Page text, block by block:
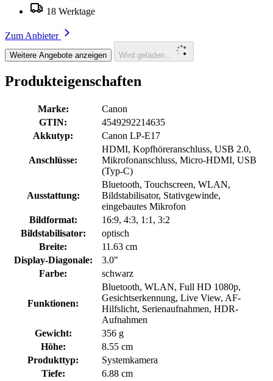
18 Werktage
Zum Anbieter
Weitere Angebote anzeigen Wird geladen...
Produkteigenschaften
Marke:
Canon
GTIN:
4549292214635
Akkutyp:
Canon LP-E17
Anschlüsse:
HDMI, Kopfhöreranschluss, USB 2.0,
Mikrofonanschluss, Micro-HDMI, USB
(Typ-C)
Ausstattung:
Bluetooth, Touchscreen, WLAN,
Bildstabilisator, Stativgewinde,
eingebautes Mikrofon
Bildformat:
16:9, 4:3, 1:1, 3:2
Bildstabilisator:
optisch
Breite:
11.63 cm
Display-Diagonale:
3.0"
Farbe:
schwarz
Funktionen:
Bluetooth, WLAN, Full HD 1080p,
Gesichtserkennung, Live View, AF-
Hilfslicht, Serienaufnahmen, HDR-
Aufnahmen
Gewicht:
356 g
Höhe:
8.55 cm
Produkttyp:
Systemkamera
Tiefe:
6.88 cm